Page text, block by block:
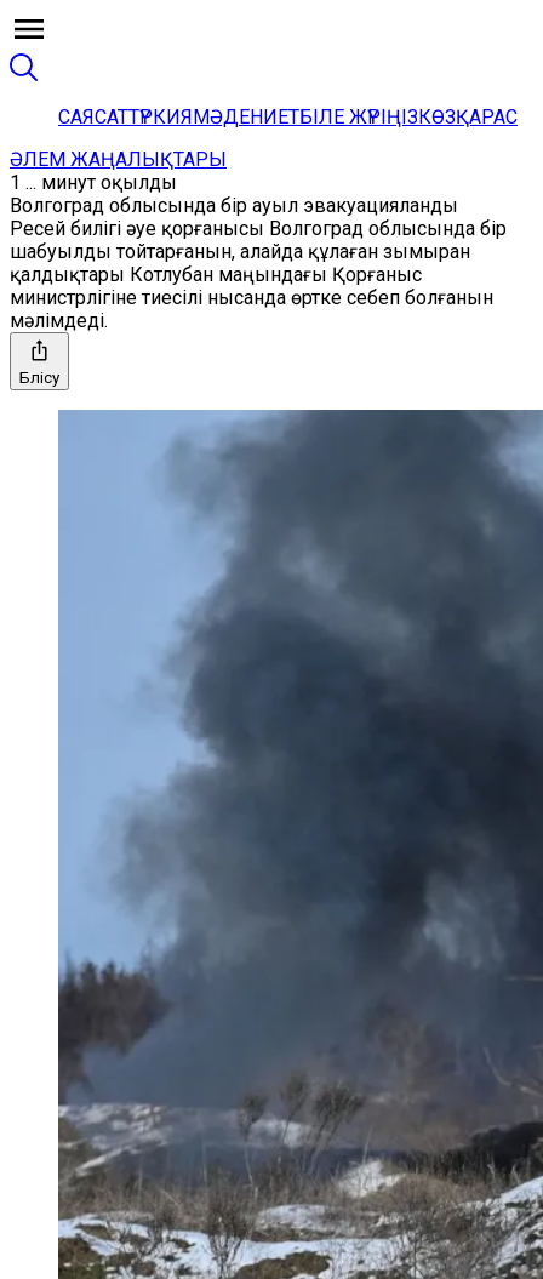
САЯСАТТҮРКИЯМӘДЕНИЕТБІЛЕ ЖҮРІҢІЗКӨЗҚАРАС
ӘЛЕМ ЖАҢАЛЫҚТАРЫ
1 ... минут оқылды
Волгоград облысында бір ауыл эвакуацияланды
Ресей билігі әуе қорғанысы Волгоград облысында бір
шабуылды тойтарғанын, алайда құлаған зымыран
қалдықтары Котлубан маңындағы Қорғаныс
министрлігіне тиесілі нысанда өртке себеп болғанын
мәлімдеді.
Бөлісу